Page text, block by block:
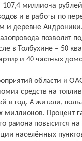
миллиона рублей
и в работы по
и деревне Андроники.
позволит
в Толбухине – 50
и 40 частных
области и
средств на
в год. А жители,
миллионов. Процент
района повысится на
населённых